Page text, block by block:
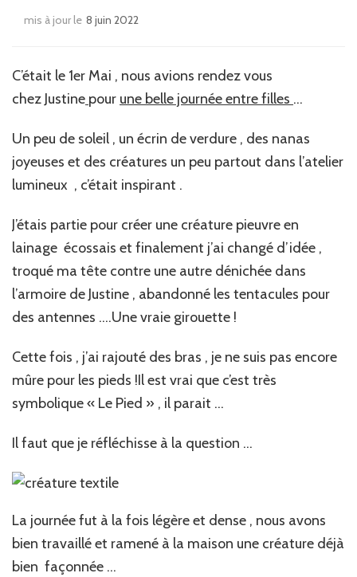
mis à jour le 8 juin 2022
C’était le 1er Mai , nous avions rendez vous
chez Justine pour une belle journée entre filles …
Un peu de soleil , un écrin de verdure , des nanas
joyeuses et des créatures un peu partout dans l’atelier
lumineux , c’était inspirant .
J’étais partie pour créer une créature pieuvre en
lainage écossais et finalement j’ai changé d’idée ,
troqué ma tête contre une autre dénichée dans
l’armoire de Justine , abandonné les tentacules pour
des antennes ….Une vraie girouette !
Cette fois , j’ai rajouté des bras , je ne suis pas encore
mûre pour les pieds !Il est vrai que c’est très
symbolique « Le Pied » , il parait …
Il faut que je réfléchisse à la question …
La journée fut à la fois légère et dense , nous avons
bien travaillé et ramené à la maison une créature déjà
bien façonnée …